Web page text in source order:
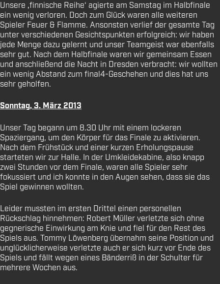
Unsere ‚finnische Reihe‘ agierte am Samstag im Halbfinale
ein wenig verloren. Doch zum Glück waren alle weiteren
Spieler Feuer & Flamme. Ansonsten verlief der gesamte Tag
unter verschiedenen Gesichtspunkten erfolgreich: wir haben
jede Menge dazu gelernt und unser Teamgeist war ebenfalls
sehr gut. Nach dem Halbfinale waren wir gemeinsam Essen
und anschließend die Nacht in Dresden verbracht: wir wollten
ein wenig Abstand zum final4-Geschehen und dies hat uns
sehr geholfen.
Sonntag, 3. März 2013
Unser Tag begann um 8.30 Uhr mit einem lockeren
Spaziergang, um den Körper für das Finale zu aktivieren.
Nach dem Frühstück und einer kurzen Erholungspause
starteten wir zur Halle. In der Umkleidekabine, also knapp
zwei Stunden vor dem Finale, waren alle Spieler sehr
fokussiert und ich konnte in den Augen sehen, dass sie das
Spiel gewinnen wollten.
Leider mussten im ersten Drittel einen personellen
Rückschlag hinnehmen: Robert Müller verletzte sich ohne
gegnerische Einwirkung am Knie und fiel für den Rest des
Spiels aus. Tommy Löwenberg übernahm seine Position und
unglücklicherweise verletzte auch er sich kurz vor Ende des
Spiels und fällt wegen eines Bänderriß in der Schulter für
mehrere Wochen aus.